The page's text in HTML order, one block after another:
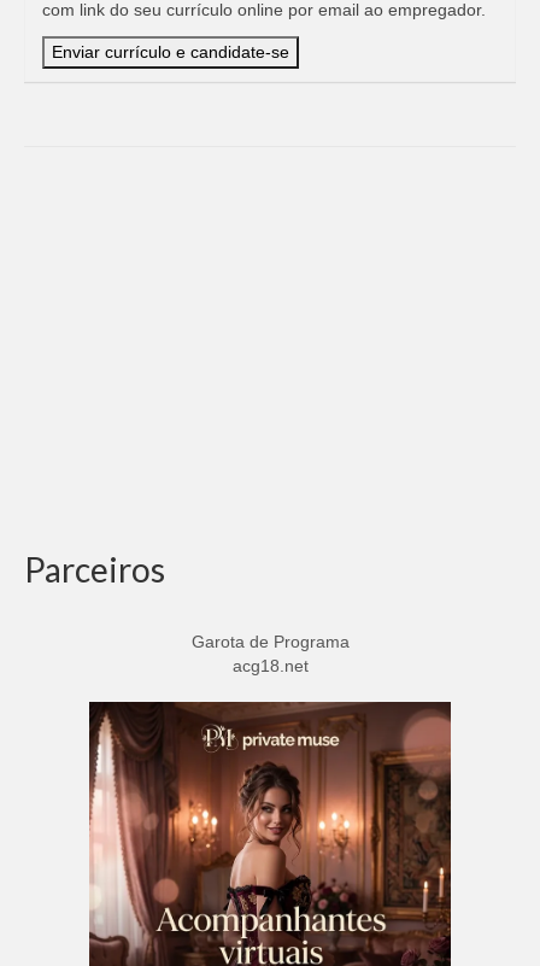
com link do seu currículo online por email ao empregador.
Parceiros
Garota de Programa
acg18.net